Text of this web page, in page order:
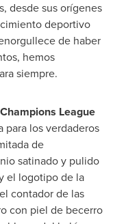
desde sus orígenes
deportivo
de haber
hemos
siempre.
League
para los verdaderos
de
satinado y pulido
el logotipo de la
contador de las
con piel de becerro